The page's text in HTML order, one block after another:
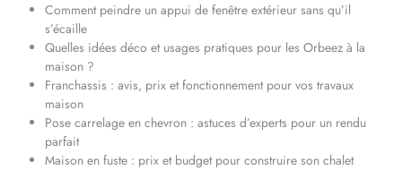
Comment peindre un appui de fenêtre extérieur sans qu’il
s’écaille
Quelles idées déco et usages pratiques pour les Orbeez à la
maison ?
Franchassis : avis, prix et fonctionnement pour vos travaux
maison
Pose carrelage en chevron : astuces d’experts pour un rendu
parfait
Maison en fuste : prix et budget pour construire son chalet